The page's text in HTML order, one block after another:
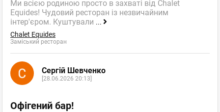
Ми всією родиною просто в захваті від Chalet
Equides! Чудовий ресторан із незвичайним
інтер'єром. Куштували ...
Chalet Equides
Заміський ресторан
Сергій Шевченко
[28.06.2026 20:13]
Офігений бар!